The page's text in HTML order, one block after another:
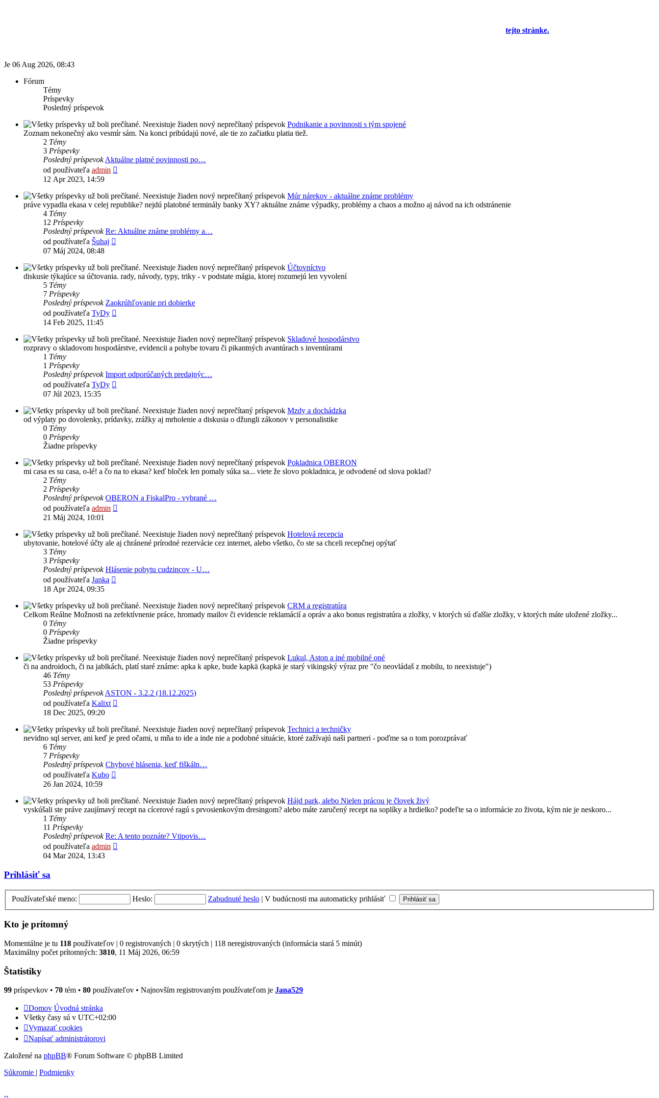
tejto stránke.
Je 06 Aug 2026, 08:43
Fórum
Témy
Príspevky
Posledný príspevok
Podnikanie a povinnosti s tým spojené
Zoznam nekonečný ako vesmír sám. Na konci pribúdajú nové, ale tie zo začiatku platia tiež.
2 Témy
3 Príspevky
Posledný príspevokAktuálne platné povinnosti po…
od používateľa admin
12 Apr 2023, 14:59
Múr nárekov - aktuálne známe problémy
práve vypadla ekasa v celej republike? nejdú platobné terminály banky XY? aktuálne známe výpadky, problémy a chaos a možno aj návod na ich odstránenie
4 Témy
12 Príspevky
Posledný príspevok Re: Aktuálne známe problémy a…
od používateľa Šuhaj
07 Máj 2024, 08:48
Účtovníctvo
diskusie týkajúce sa účtovania. rady, návody, typy, triky - v podstate mágia, ktorej rozumejú len vyvolení
5 Témy
7 Príspevky
Posledný príspevok Zaokrúhľovanie pri dobierke
od používateľa TyDy
14 Feb 2025, 11:45
Skladové hospodárstvo
rozpravy o skladovom hospodárstve, evidencii a pohybe tovaru či pikantných avantúrach s inventúrami
1 Témy
1 Príspevky
Posledný príspevok Import odporúčaných predajnýc…
od používateľa TyDy
07 Júl 2023, 15:35
Mzdy a dochádzka
od výplaty po dovolenky, prídavky, zrážky aj mrholenie a diskusia o džungli zákonov v personalistike
0 Témy
0 Príspevky
Žiadne príspevky
Pokladnica OBERON
mi casa es su casa, o-lé! a čo na to ekasa? keď bloček len pomaly súka sa... viete že slovo pokladnica, je odvodené od slova poklad?
2 Témy
2 Príspevky
Posledný príspevok OBERON a FiskalPro - vybrané …
od používateľa admin
21 Máj 2024, 10:01
Hotelová recepcia
ubytovanie, hotelové účty ale aj chránené prírodné rezervácie cez internet, alebo všetko, čo ste sa chceli recepčnej opýtať
3 Témy
3 Príspevky
Posledný príspevok Hlásenie pobytu cudzincov - U…
od používateľa Janka
18 Apr 2024, 09:35
CRM a registratúra
Celkom Reálne Možnosti na zefektívnenie práce, hromady mailov či evidencie reklamácií a opráv a ako bonus registratúra a zložky, v ktorých sú ďalšie zložky, v ktorých máte uložené zložky...
0 Témy
0 Príspevky
Žiadne príspevky
Lukul, Aston a iné mobilné oné
či na androidoch, či na jablkách, platí staré známe: apka k apke, bude kapkä (kapkä je starý vikingský výraz pre "čo neovládaš z mobilu, to neexistuje")
46 Témy
53 Príspevky
Posledný príspevokASTON - 3.2.2 (18.12.2025)
od používateľa Kalixt
18 Dec 2025, 09:20
Technici a techničky
nevidno sql server, ani keď je pred očami, u mňa to ide a inde nie a podobné situácie, ktoré zažívajú naši partneri - poďme sa o tom porozprávať
6 Témy
7 Príspevky
Posledný príspevok Chybové hlásenia, keď fiškáln…
od používateľa Kubo
26 Jan 2024, 10:59
Hájd park, alebo Nielen prácou je človek živý
vyskúšali ste práve zaujímavý recept na cícerové ragú s prvosienkovým dresingom? alebo máte zaručený recept na soplíky a hrdielko? podeľte sa o informácie zo života, kým nie je neskoro...
1 Témy
11 Príspevky
Posledný príspevok Re: A tento poznáte? Vtipovis…
od používateľa admin
04 Mar 2024, 13:43
Prihlásiť sa
Používateľské meno: Heslo: Zabudnuté heslo | V budúcnosti ma automaticky prihlásiť
Kto je prítomný
Momentálne je tu 118 používateľov | 0 registrovaných | 0 skrytých | 118 neregistrovaných (informácia stará 5 minút)
Maximálny počet prítomných: 3810, 11 Máj 2026, 06:59
Štatistiky
99 príspevkov • 70 tém • 80 používateľov • Najnovším registrovaným používateľom je Jana529
Domov Úvodná stránka
Všetky časy sú v UTC+02:00
Vymazať cookies
Napísať administrátorovi
Založené na phpBB® Forum Software © phpBB Limited
Súkromie | Podmienky